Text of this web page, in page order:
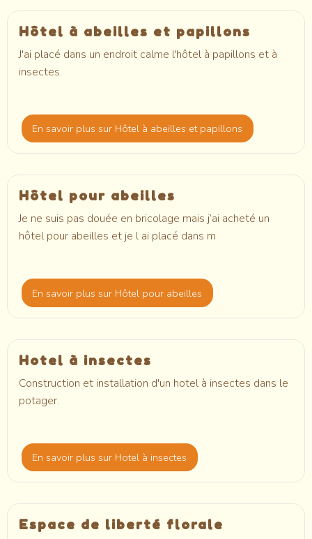
Hôtel à abeilles et papillons
J'ai placé dans un endroit calme l'hôtel à papillons et à
insectes.
En savoir plussur Hôtel à abeilles et papillons
Hôtel pour abeilles
Je ne suis pas douée en bricolage mais j’ai acheté un
hôtel pour abeilles et je l ai placé dans m
En savoir plussur Hôtel pour abeilles
Hotel à insectes
Construction et installation d'un hotel à insectes dans le
potager.
En savoir plussur Hotel à insectes
Espace de liberté florale